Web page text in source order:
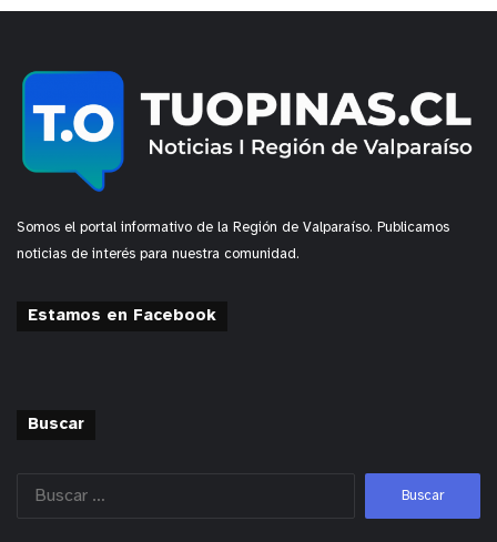
Somos el portal informativo de la Región de Valparaíso. Publicamos
noticias de interés para nuestra comunidad.
Estamos en Facebook
Buscar